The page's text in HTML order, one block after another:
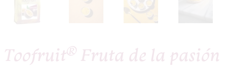
Toofruit® Fruta de la pasión